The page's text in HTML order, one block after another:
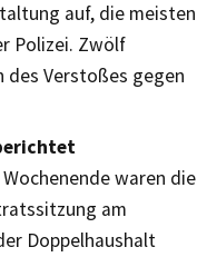
auf, die meisten
Polizei. Zwölf
des Verstoßes gegen
waren die
am
Doppelhaushalt